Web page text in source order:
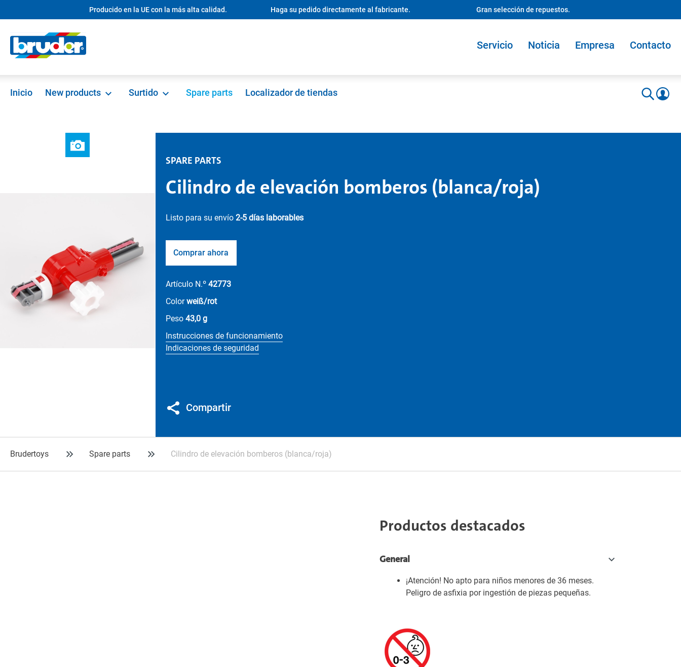
Saltar a la navegación principalProducido en la UE con la más alta calidad. Haga su pedido directamente al fabricante. Gran selección de repuestos.
Servicio Noticia Empresa Contacto
Inicio New products Surtido Spare parts Localizador de tiendas
SPARE PARTS
Cilindro de elevación bomberos (blanca/roja)
Listo para su envío 2-5 días laborables
Comprar ahora
Artículo N.º 42773
Colorweiß/rot
Peso 43,0 g
Instrucciones de funcionamiento
Indicaciones de seguridad
Compartir
Brudertoys Spare parts Cilindro de elevación bomberos (blanca/roja)
Productos destacados
General
¡Atención! No apto para niños menores de 36 meses.
Peligro de asfixia por ingestión de piezas pequeñas.